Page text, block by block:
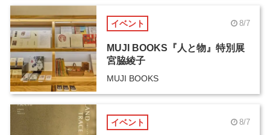
イベント 8/7
MUJI BOOKS『人と物』特別展
宮脇綾子
MUJI BOOKS
イベント 8/7